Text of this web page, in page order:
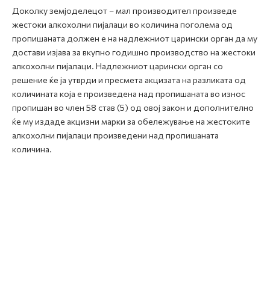
Доколку земјоделецот – мал производител произведе
жестоки алкохолни пијалаци во количина поголема од
пропишаната должен е на надлежниот царински орган да му
достави изјава за вкупно годишно производство на жестоки
алкохолни пијалаци. Надлежниот царински орган со
решение ќе ја утврди и пресмета акцизата на разликата од
количината која е произведена над пропишаната во износ
пропишан во член 58 став (5) од овој закон и дополнително
ќе му издаде акцизни марки за обележување на жестоките
алкохолни пијалаци произведени над пропишаната
количина.